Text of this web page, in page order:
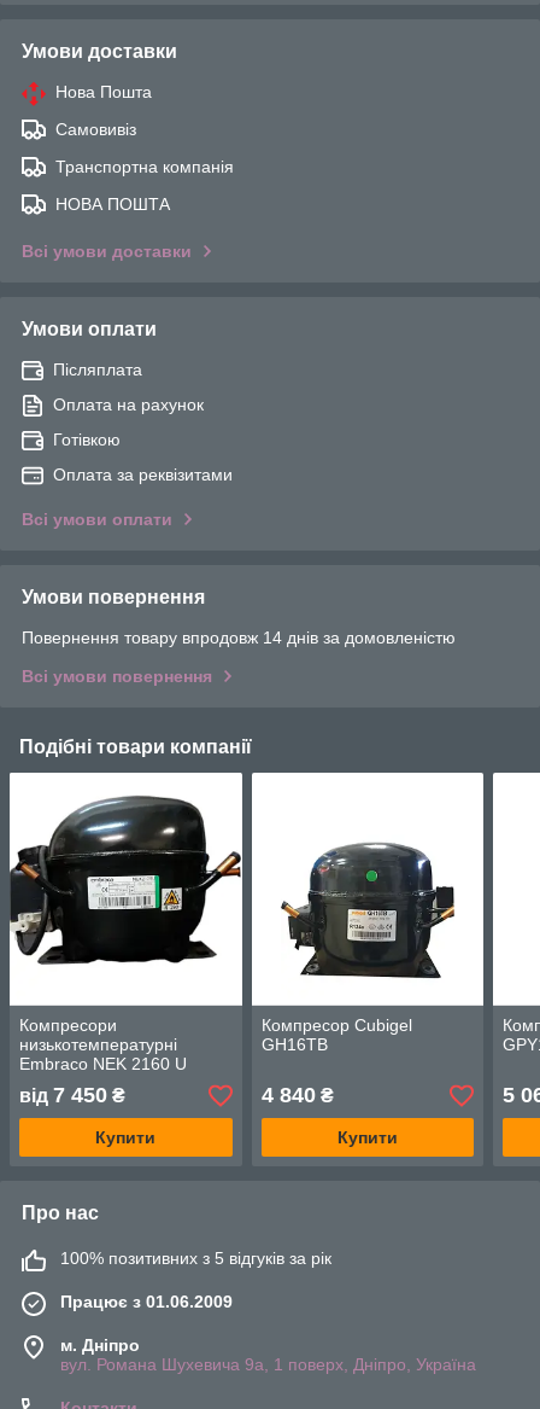
Умови доставки
Нова Пошта
Самовивіз
Транспортна компанія
НОВА ПОШТА
Всі умови доставки
Умови оплати
Післяплата
Оплата на рахунок
Готівкою
Оплата за реквізитами
Всі умови оплати
Умови повернення
Повернення товару впродовж 14 днів за домовленістю
Всі умови повернення
Подібні товари компанії
Компресори
низькотемпературні
Embraco NEK 2160 U
від 7 450 ₴
Купити
Компресор Cubigel
GH16TB
4 840₴
Купити
5
Про нас
100% позитивних з 5 відгуків за рік
Працює з 01.06.2009
м. Дніпро
вул. Романа Шухевича 9а, 1 поверх, Дніпро, Україна